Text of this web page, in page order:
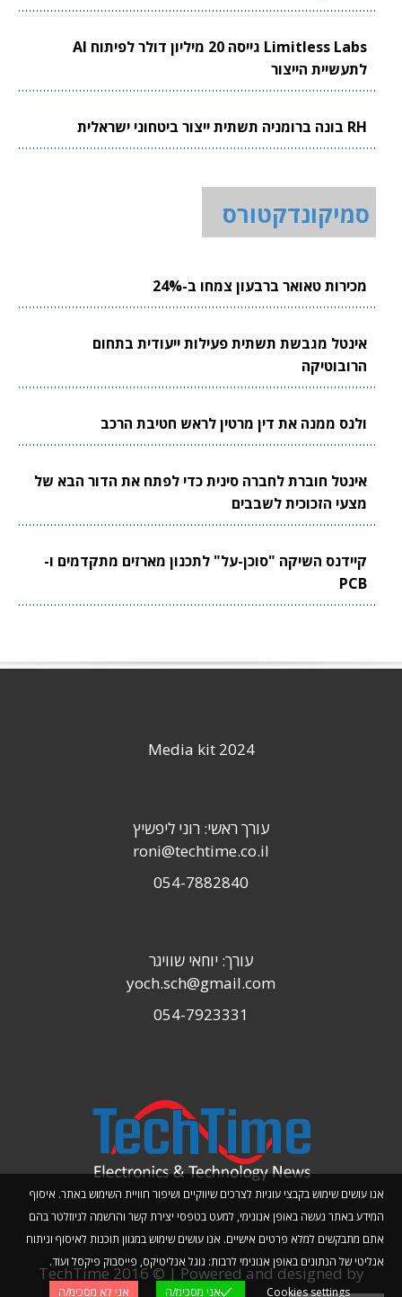
Limitless Labs גייסה 20 מיליון דולר לפיתוח AI
לתעשיית הייצור
RH בונה ברומניה תשתית ייצור ביטחוני ישראלית
סמיקונדקטורס
מכירות טאואר ברבעון צמחו ב-24%
אינטל מגבשת תשתית פעילות ייעודית בתחום
הרובוטיקה
ולנס ממנה את דין מרטין לראש חטיבת הרכב
אינטל חוברת לחברה סינית כדי לפתח את הדור הבא של
מצעי הזכוכית לשבבים
קיידנס השיקה "סוכן-על" לתכנון מארזים מתקדמים ו-
PCB
אנו עושים שימוש בקבצי עוגיות לצרכים שיווקיים ושיפור חוויית השימוש באתר. איסוף
המידע באתר נעשה באופן אנונימי, למעט בטפסי יצירת קשר והרשמה לניוזלטר בהם
אתם מתבקשים למלא פרטים אישיים. אנו עושים שימוש במגוון תוכנות לאיסוף וניתוח
אנליטי של הנתונים באופן אנונימי לרבות: גוגל אנליטיקס, פייסבוק פיקסל ועוד.
Cookies settings
אני מסכימ/ה אני לא מסכימ/ה
Media kit 2024
עורך ראשי: רוני ליפשיץ
roni@techtime.co.il
054-7882840
עורך: יוחאי שוויגר
yoch.sch@gmail.com
054-7923331
TechTime 2016 © | Powered and designed by